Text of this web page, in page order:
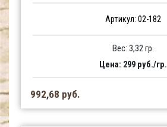
Артикул: 02-182
Вес: 3,32 гр.
Цена: 299 руб./гр.
992,68 руб.